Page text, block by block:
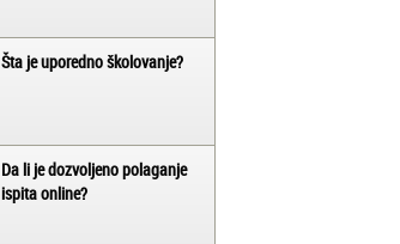
Šta je uporedno školovanje?
Da li je dozvoljeno polaganje
ispita online?